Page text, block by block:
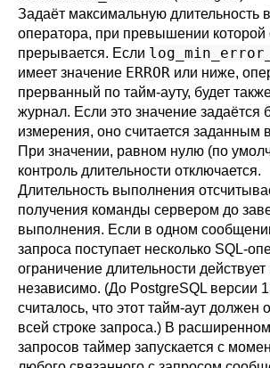
Задаёт максимальную длительность
оператора, при превышении которой
прерывается. Если
имеет значение ERROR или ниже,
прерванный по тайм-ауту, будет
журнал. Если это значение задаётся
измерения, оно считается заданным
При значении, равном нулю (по
контроль длительности отключается.
Длительность выполнения
получения команды сервером до
выполнения. Если в одном
запроса поступает несколько SQL-
ограничение длительности
независимо. (До PostgreSQL версии
считалось, что этот тайм-аут должен
всей строке запроса.) В
запросов таймер запускается с